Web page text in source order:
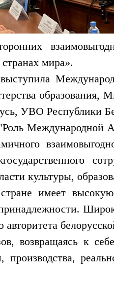
мира».
образования,
УВО Республики
Международной
культуры,
имеет
авторитета
возвращаясь к